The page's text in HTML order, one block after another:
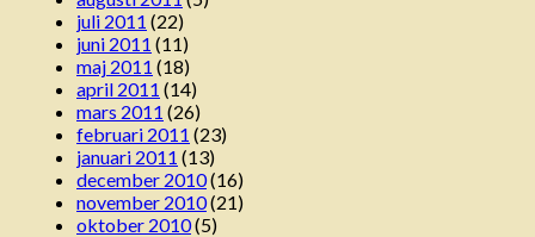
juli 2011 (22)
juni 2011 (11)
maj 2011 (18)
april 2011 (14)
mars 2011 (26)
februari 2011 (23)
januari 2011 (13)
december 2010(16)
november 2010(21)
oktober 2010(5)